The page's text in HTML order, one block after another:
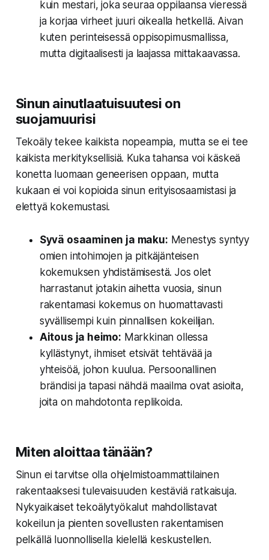
kuin mestari, joka seuraa oppilaansa vieressä
ja korjaa virheet juuri oikealla hetkellä. Aivan
kuten perinteisessä oppisopimusmallissa,
mutta digitaalisesti ja laajassa mittakaavassa.
Sinun ainutlaatuisuutesi on
suojamuurisi
Tekoäly tekee kaikista nopeampia, mutta se ei tee
kaikista merkityksellisiä. Kuka tahansa voi käskeä
konetta luomaan geneerisen oppaan, mutta
kukaan ei voi kopioida sinun erityisosaamistasi ja
elettyä kokemustasi.
Syvä osaaminen ja maku: Menestys syntyy
omien intohimojen ja pitkäjänteisen
kokemuksen yhdistämisestä. Jos olet
harrastanut jotakin aihetta vuosia, sinun
rakentamasi kokemus on huomattavasti
syvällisempi kuin pinnallisen kokeilijan.
Aitous ja heimo: Markkinan ollessa
kyllästynyt, ihmiset etsivät tehtävää ja
yhteisöä, johon kuulua. Persoonallinen
brändisi ja tapasi nähdä maailma ovat asioita,
joita on mahdotonta replikoida.
Miten aloittaa tänään?
Sinun ei tarvitse olla ohjelmistoammattilainen
rakentaaksesi tulevaisuuden kestäviä ratkaisuja.
Nykyaikaiset tekoälytyökalut mahdollistavat
kokeilun ja pienten sovellusten rakentamisen
pelkällä luonnollisella kielellä keskustellen.